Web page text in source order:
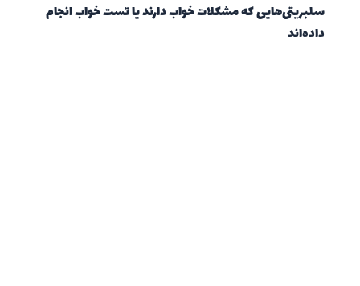
سلبریتی‌هایی که مشکلات خواب دارند یا تست خواب انجام
داده‌اند